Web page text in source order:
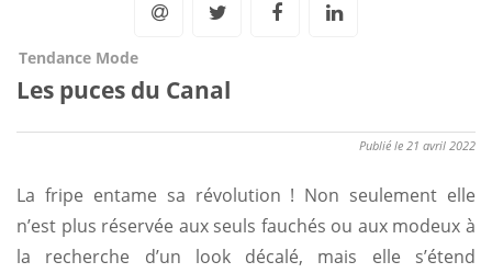
Tendance Mode
Les puces du Canal
Publié le 21 avril 2022
La fripe entame sa révolution ! Non seulement elle
n’est plus réservée aux seuls fauchés ou aux modeux à
la recherche d’un look décalé, mais elle s’étend